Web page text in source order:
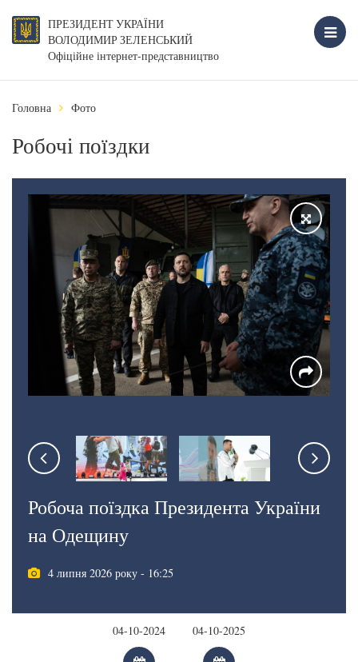
ПРЕЗИДЕНТ УКРАЇНИ
ВОЛОДИМИР ЗЕЛЕНСЬКИЙ
Офіційне інтернет-представництво
Головна Фото
Робочі поїздки
Робоча поїздка Президента України
на Одещину
4 липня 2026 року - 16:25